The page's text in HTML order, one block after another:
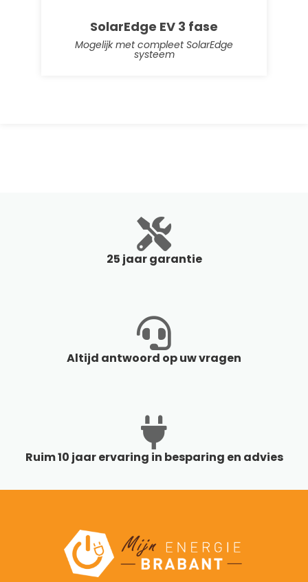
SolarEdge EV 3 fase
Mogelijk met compleet SolarEdge
systeem
25 jaar garantie
Altijd antwoord op uw vragen
Ruim 10 jaar ervaring in besparing en advies